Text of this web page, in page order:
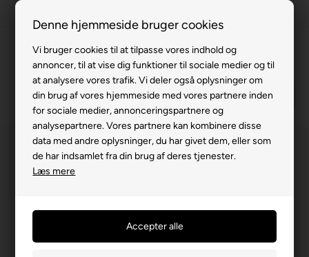
Denne hjemmeside bruger cookies
Vi bruger cookies til at tilpasse vores indhold og
annoncer, til at vise dig funktioner til sociale medier og til
at analysere vores trafik. Vi deler også oplysninger om
din brug af vores hjemmeside med vores partnere inden
for sociale medier, annonceringspartnere og
analysepartnere. Vores partnere kan kombinere disse
data med andre oplysninger, du har givet dem, eller som
de har indsamlet fra din brug af deres tjenester.
Læs mere
Gratis levering v. køb for 799,-
Service hos dig
3 års garanti
63 15 00 00